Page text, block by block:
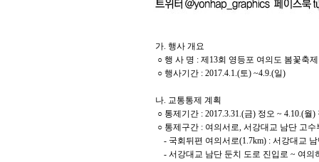
가. 행사 개요
○ 행 사 명 : 제13회 영등포 여의도 봄꽃
○ 행사기간 : 2017.4.1.(토) ~4.9.(일)
나. 교통통제 계획
○ 통제기간 : 2017.3.31.(금) 정오 ~ 4.10.(월)
○ 통제구간 : 여의서로, 서강대교 남단 고
- 국회뒤편 여의서로(1.7km) : 서강대교
- 서강대교 남단 둔치 도로 진입로 ~ 여의